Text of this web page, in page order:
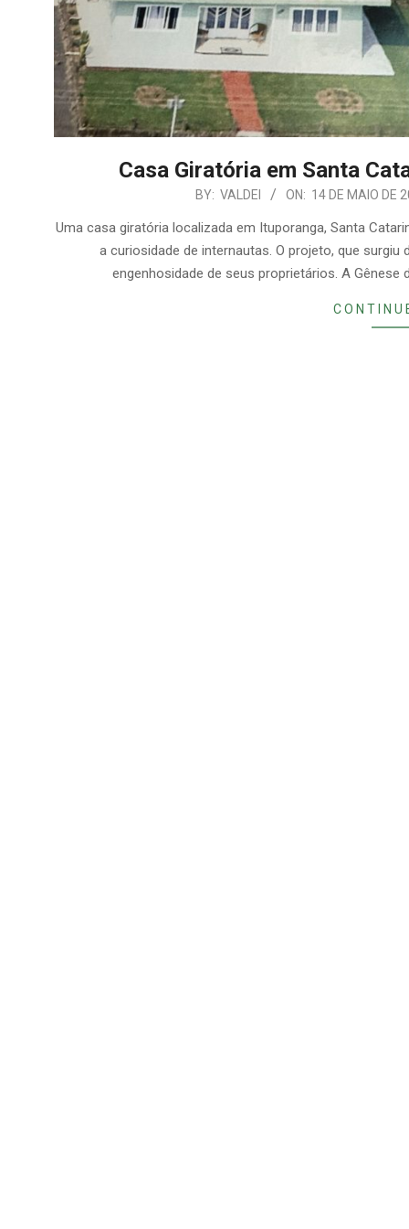
Casa Giratória em Santa
BY: VALDEI ON: 14 DE MAIO DE
Uma casa giratória localizada em Ituporanga, Santa
a curiosidade de internautas. O projeto, que
engenhosidade de seus proprietários. A